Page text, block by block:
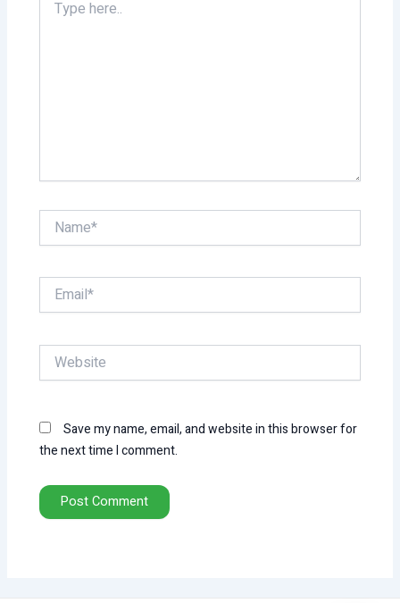
here..
Name*
Email*
Website
Save my name, email, and website in this browser for
the next time I comment.